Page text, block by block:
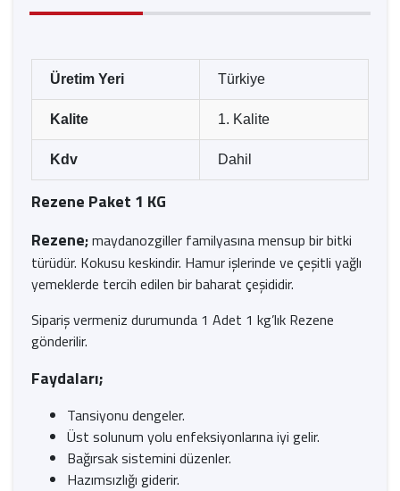
Üretim Yeri Türkiye
Kalite 1. Kalite
Kdv Dahil
Rezene Paket 1 KG
Rezene;maydanozgiller familyasına mensup bir bitki
türüdür. Kokusu keskindir. Hamur işlerinde ve çeşitli yağlı
yemeklerde tercih edilen bir baharat çeşididir.
Sipariş vermeniz durumunda 1 Adet 1 kg’lık Rezene
gönderilir.
Faydaları;
Tansiyonu dengeler.
Üst solunum yolu enfeksiyonlarına iyi gelir.
Bağırsak sistemini düzenler.
Hazımsızlığı giderir.